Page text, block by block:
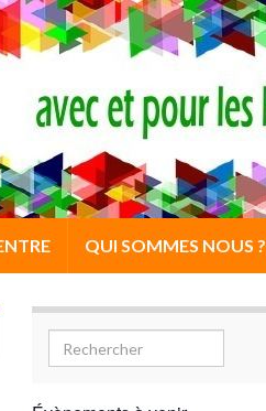
QUI SOMMES NOUS ?